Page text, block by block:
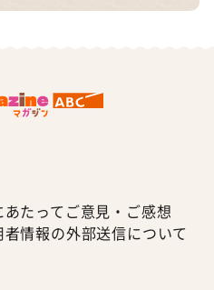
たって ご意見・ご感想
者情報の外部送信について